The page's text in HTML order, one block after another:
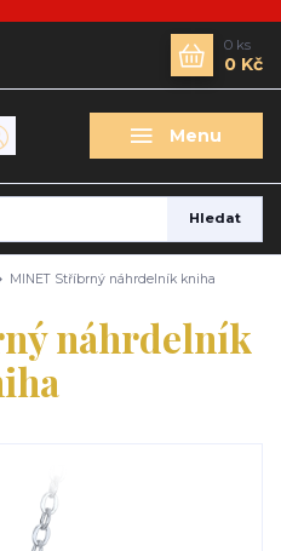
Menu
Hledat
0 ks
0 Kč
MINET Stříbrný náhrdelník kniha
náhrdelník